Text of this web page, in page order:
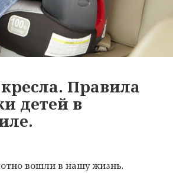
Правила
детей в
вошли в нашу жизнь.